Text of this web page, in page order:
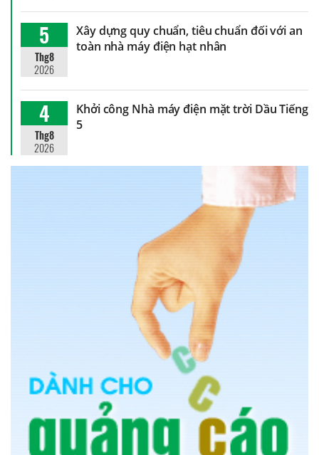
5
Thg8
2026
Xây dựng quy chuẩn, tiêu chuẩn đối với an
toàn nhà máy điện hạt nhân
4
Thg8
2026
Khởi công Nhà máy điện mặt trời Dầu Tiếng
5